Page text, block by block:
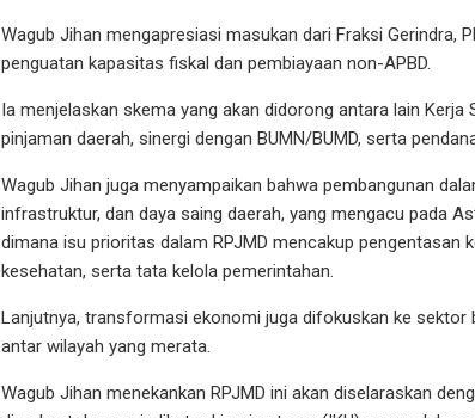
Wagub Jihan mengapresiasi masukan dari Fraksi Gerindra,
penguatan kapasitas fiskal dan pembiayaan non-APBD.
Ia menjelaskan skema yang akan didorong antara lain Kerja
pinjaman daerah, sinergi dengan BUMN/BUMD, serta
Wagub Jihan juga menyampaikan bahwa pembangunan
infrastruktur, dan daya saing daerah, yang mengacu pada
dimana isu prioritas dalam RPJMD mencakup pengentasan
kesehatan, serta tata kelola pemerintahan.
Lanjutnya, transformasi ekonomi juga difokuskan ke sektor
antar wilayah yang merata.
Wagub Jihan menekankan RPJMD ini akan diselaraskan